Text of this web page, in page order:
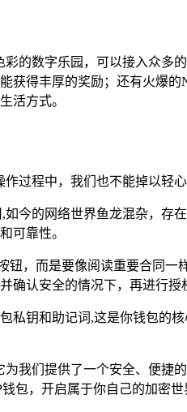
的数字乐园，可以接入众多
获得丰厚的奖励；还有火爆
活方式。
过程中，我们也不能掉以轻
今的网络世界鱼龙混杂，存
可靠性。
钮，而是要像阅读重要合同
确认安全的情况下，再进行授
私钥和助记词,这是你钱包的
我们提供了一个安全、便
包，开启属于你自己的加密